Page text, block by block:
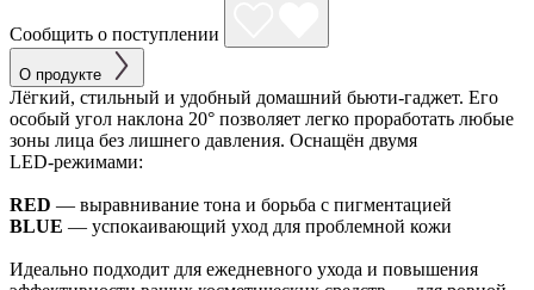
Сообщить о поступлении
О продукте
Лёгкий, стильный и удобный домашний бьюти‑гаджет. Его
особый угол наклона 20° позволяет легко проработать любые
зоны лица без лишнего давления. Оснащён двумя
LED‑режимами:
RED — выравнивание тона и борьба с пигментацией
BLUE — успокаивающий уход для проблемной кожи
Идеально подходит для ежедневного ухода и повышения